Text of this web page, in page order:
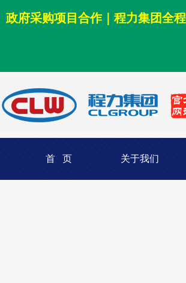
政府采购项目合作｜程力集团全
首 页 关于我们